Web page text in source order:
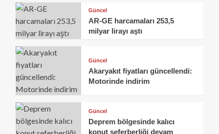
Güncel
AR-GE harcamaları 253,5
milyar lirayı aştı
Güncel
Akaryakıt fiyatları güncellendi:
Motorinde indirim
Güncel
Deprem bölgesinde kalıcı
konut seferberliği devam